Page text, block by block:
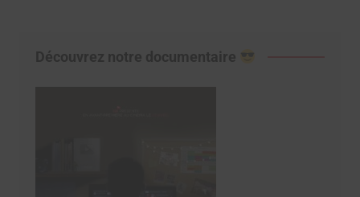
Découvrez notre documentaire